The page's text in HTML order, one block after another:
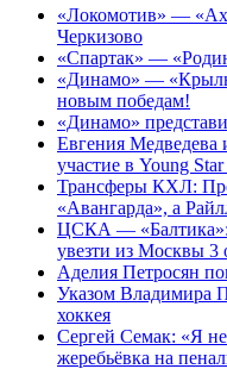
«Локомотив» —
Черкизово
«Спартак» —
«Динамо» —
новым победам!
«Динамо»
Евгения Медведева
участие в Young
Трансферы КХЛ:
«Авангарда», а
ЦСКА — «Балтика»:
увезти из Москвы 3
Аделия Петросян
Указом Владимира
хоккея
Сергей Семак: «Я
жеребьёвка на